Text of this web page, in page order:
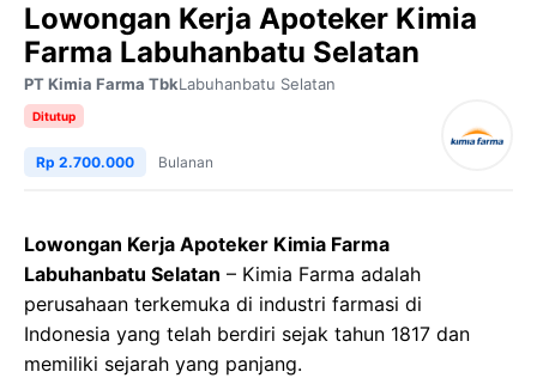
Lowongan Kerja Apoteker Kimia
Farma Labuhanbatu Selatan
PT Kimia Farma TbkLabuhanbatu Selatan
Ditutup
Rp 2.700.000 Bulanan
Lowongan Kerja Apoteker Kimia Farma
Labuhanbatu Selatan – Kimia Farma adalah
perusahaan terkemuka di industri farmasi di
Indonesia yang telah berdiri sejak tahun 1817 dan
memiliki sejarah yang panjang.